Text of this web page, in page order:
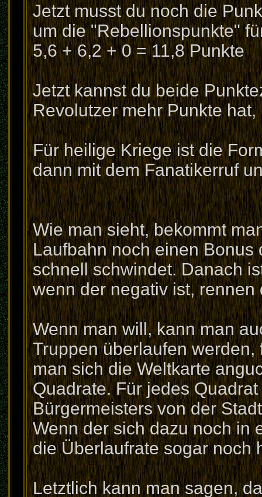
Jetzt musst du noch die
um die "Rebellionspunkte"
5,6 + 6,2 + 0 = 11,8 Punkte
Jetzt kannst du beide
Revolutzer mehr Punkte
Für heilige Kriege ist die
dann mit dem Fanatikerruf
Wie man sieht, bekommt
Laufbahn noch einen
schnell schwindet. Danach
wenn der negativ ist,
Wenn man will, kann man
Truppen überlaufen
man sich die Weltkarte
Quadrate. Für jedes
Bürgermeisters von der
Wenn der sich dazu noch in
die Überlaufrate sogar noch
Letztlich kann man sagen,